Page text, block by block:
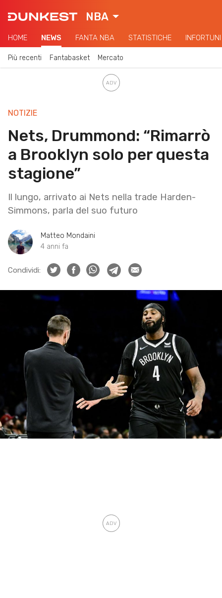
NBA
HOME NEWS FANTA NBA STATISTICHE INFORTUNI
Più recenti Fantabasket Mercato
NOTIZIE
Nets, Drummond: “Rimarrò
a Brooklyn solo per questa
stagione”
Il lungo, arrivato ai Nets nella trade Harden-
Simmons, parla del suo futuro
Matteo Mondaini
4 anni fa
Condividi: